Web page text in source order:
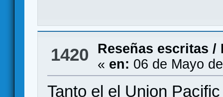
1420 Reseñas escritas /
« en: 06 de Mayo
Tanto el el Union